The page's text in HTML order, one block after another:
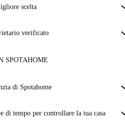
che coprono l'affitto e le utenze per
scelta
e qualità di alto livello.
verificato
informazioni su questo locatore
SPOTAHOME
di Spotahome
preavviso, noi A) ti pagheremo un hotel e
di tempo per controllare la tua casa